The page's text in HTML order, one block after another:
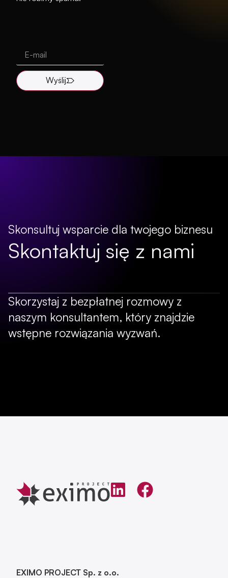
Wyślij
Skonsultuj wsparcie dla twojego biznesu
Skontaktuj się z nami
Skorzystaj z bezpłatnej rozmowy z
naszym konsultantem, który znajdzie
wstępne rozwiązania wyzwań.
EXIMO PROJECT Sp. z o.o.